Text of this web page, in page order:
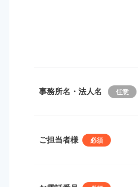
事務所名・法人名
ご担当者様